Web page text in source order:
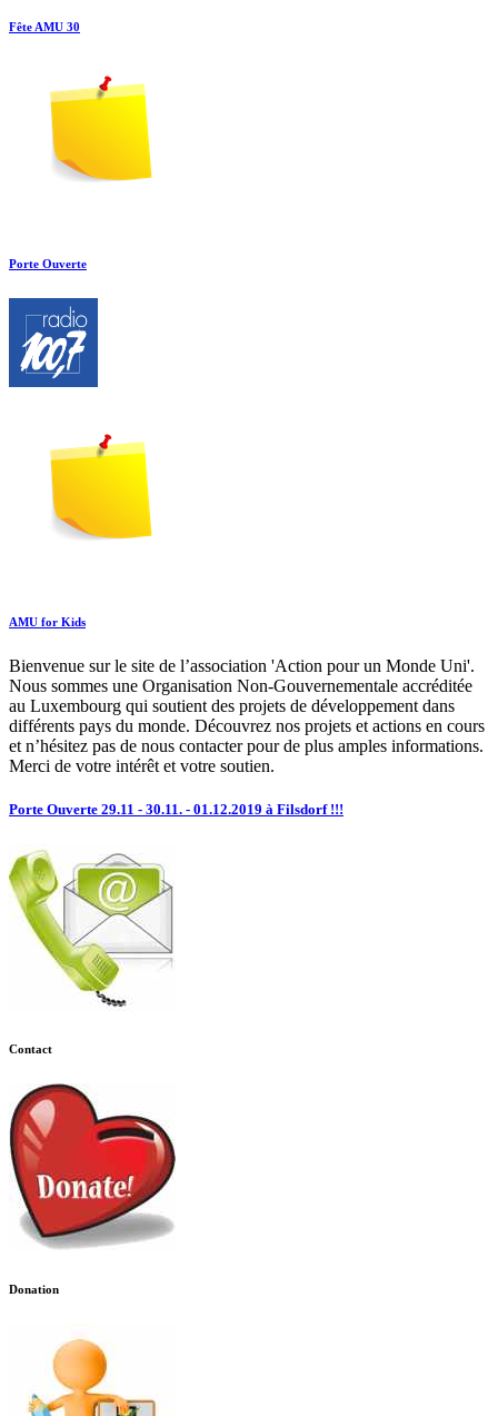
Fête AMU 30
Porte Ouverte
AMU for Kids
Bienvenue sur le site de l’association 'Action pour un Monde Uni'.
Nous sommes une Organisation Non-Gouvernementale accréditée
au Luxembourg qui soutient des projets de développement dans
différents pays du monde. Découvrez nos projets et actions en cours
et n’hésitez pas de nous contacter pour de plus amples informations.
Merci de votre intérêt et votre soutien.
Porte Ouverte 29.11 - 30.11. - 01.12.2019 à Filsdorf !!!
Contact
Donation